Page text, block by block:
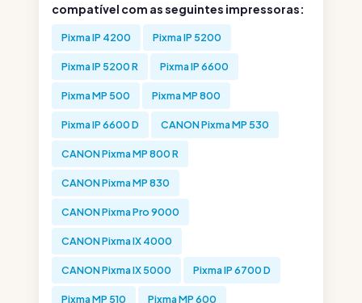
compatível com as seguintes impressoras:
Pixma IP 4200 Pixma IP 5200
Pixma IP 5200 R Pixma IP 6600
Pixma MP 500 Pixma MP 800
Pixma IP 6600 D CANON Pixma MP 530
CANON Pixma MP 800 R
CANON Pixma MP 830
CANON Pixma Pro 9000
CANON Pixma IX 4000
CANON Pixma IX 5000 Pixma IP 6700 D
Pixma MP 510 Pixma MP 600